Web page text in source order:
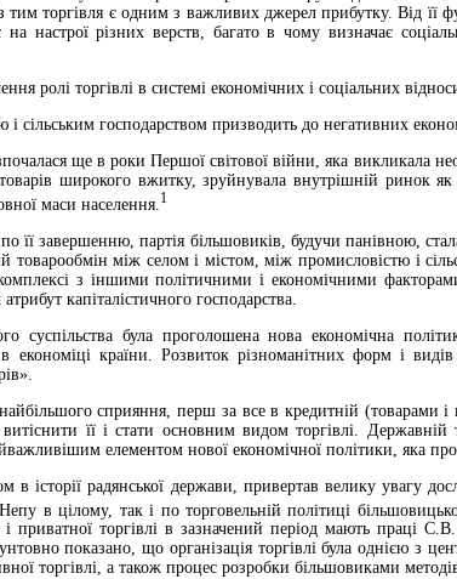
тим торгівля є одним з важливих джерел прибутку. Від її
настрої різних верств, багато в чому визначає
ролі торгівлі в системі економічних і соціальних
сільським господарством призводить до негативних
ще в роки Першої світової війни, яка викликала
широкого вжитку, зруйнувала внутрішній ринок
маси населення. 1
її завершенню, партія більшовиків, будучи панівною,
товарообмін між селом і містом, між промисловістю і
з іншими політичними і економічними
капіталістичного господарства.
суспільства була проголошена нова економічна
в економіці країни. Розвиток різноманітних форм і
сприяння, перш за все в кредитній (товарами і
її і стати основним видом торгівлі. Державній
елементом нової економічної політики, яка
історії радянської держави, привертав велику увагу
в цілому, так і по торговельній політиці
і приватної торгівлі в зазначений період мають праці
показано, що організація торгівлі була однією з
торгівлі, а також процес розробки більшовиками